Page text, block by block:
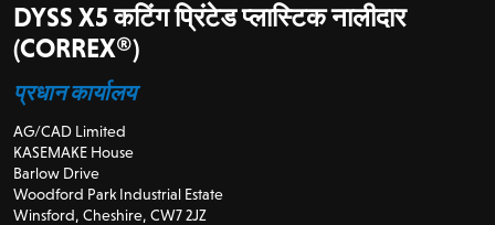
DYSS X5 कटिंग प्रिंटेड प्लास्टिक नालीदार
(CORREX®)
प्रधान कार्यालय
AG/CAD Limited
KASEMAKE House
Barlow Drive
Woodford Park Industrial Estate
Winsford, Cheshire, CW7 2JZ